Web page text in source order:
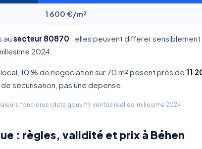
1 600 €/m²
au secteur 80870 : elles peuvent differer
2024.
10 % de negociation sur 70 m² pesent près de 11
securisation, pas une depense.
foncieres (data.gouv.fr), ventes reelles, millesime 2024.
: règles, validité et prix à Béhen